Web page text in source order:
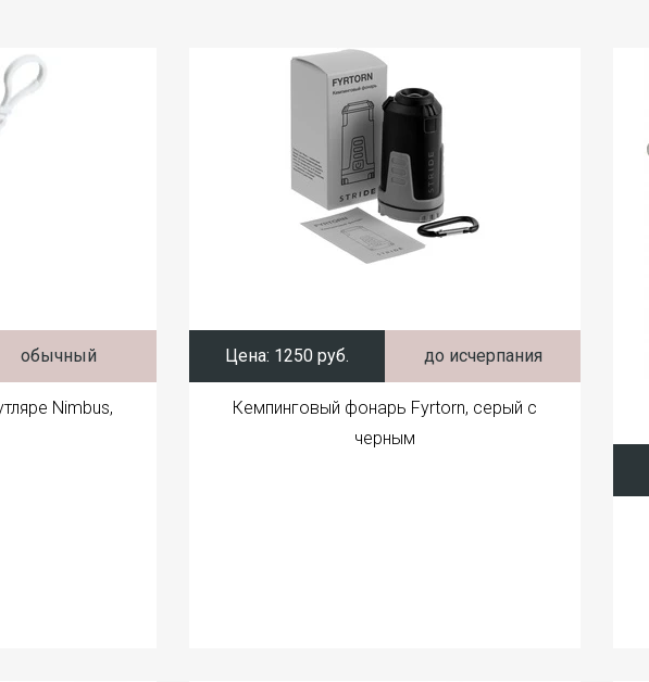
обычный
Nimbus,
Цена: 1250 руб. до исчерпания
Кемпинговый фонарь Fyrtorn, серый с
черным